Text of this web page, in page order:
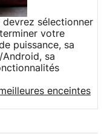
devrez sélectionner
votre
puissance, sa
sa
enceintes